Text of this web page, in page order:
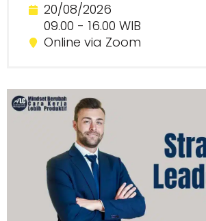
20/08/2026
09.00 - 16.00 WIB
Online via Zoom